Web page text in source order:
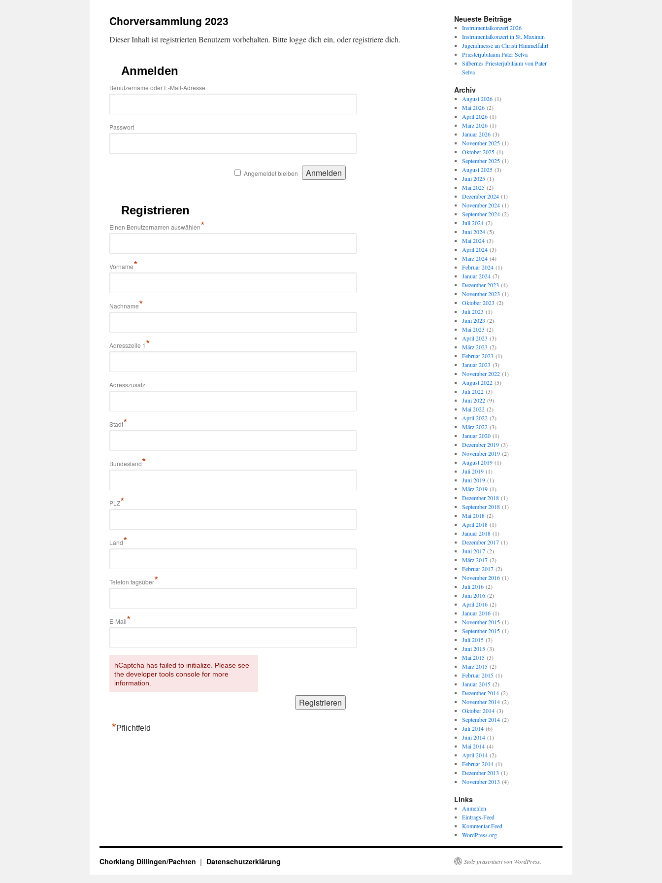
Chorversammlung 2023
Dieser Inhalt ist registrierten Benutzern vorbehalten. Bitte logge dich ein, oder registriere dich.
Anmelden
Benutzername oder E-Mail-Adresse
Passwort
Angemeldet bleiben
Registrieren
Einen Benutzernamen auswählen*
Vorname*
Nachname*
Adresszeile 1 *
Adresszusatz
Stadt*
Bundesland*
PLZ*
Land*
Telefon tagsüber*
E-Mail*
hCaptcha has failed to initialize. Please see
the developer tools console for more
information.
*Pflichtfeld
Neueste Beiträge
Instrumentalkonzert 2026
Instrumentalkonzert in St. Maximin
Jugendmesse an Christi Himmelfahrt
Priesterjubiläum Pater Selva
Silbernes Priesterjubiläum von Pater
Selva
Archiv
August 2026(1)
Mai 2026(2)
April 2026(1)
März 2026(1)
Januar 2026(3)
November 2025(1)
Oktober 2025(1)
September 2025(1)
August 2025(3)
Juni 2025(1)
Mai 2025(2)
Dezember 2024(1)
November 2024(1)
September 2024(2)
Juli 2024(2)
Juni 2024(5)
Mai 2024(3)
April 2024(3)
März 2024(4)
Februar 2024(1)
Januar 2024(7)
Dezember 2023 (4)
November 2023 (1)
Oktober 2023 (2)
Juli 2023 (1)
Juni 2023 (2)
Mai 2023 (2)
April 2023 (3)
März 2023 (2)
Februar 2023 (1)
Januar 2023 (3)
November 2022(1)
August 2022(5)
Juli 2022(3)
Juni 2022(9)
Mai 2022(2)
April 2022(2)
März 2022(3)
Januar 2020(1)
Dezember 2019(3)
November 2019(2)
August 2019(1)
Juli 2019(1)
Juni 2019(1)
März 2019(1)
Dezember 2018(1)
September 2018(1)
Mai 2018(2)
April 2018(1)
Januar 2018(1)
Dezember 2017(1)
Juni 2017(2)
März 2017(2)
Februar 2017(2)
November 2016(1)
Juli 2016(2)
Juni 2016(2)
April 2016(2)
Januar 2016(1)
November 2015(1)
September 2015(1)
Juli 2015(3)
Juni 2015(3)
Mai 2015(3)
März 2015(2)
Februar 2015(1)
Januar 2015(2)
Dezember 2014(2)
November 2014(2)
Oktober 2014(3)
September 2014(2)
Juli 2014(6)
Juni 2014(1)
Mai 2014(4)
April 2014(2)
Februar 2014(1)
Dezember 2013 (1)
November 2013 (4)
Links
Anmelden
Eintrags-Feed
Kommentar-Feed
WordPress.org
Chorklang Dillingen/Pachten Datenschutzerklärung Stolz präsentiert von WordPress.